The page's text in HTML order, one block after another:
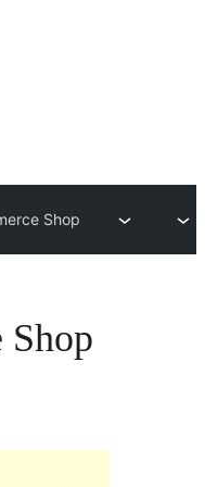
Shop
Shop